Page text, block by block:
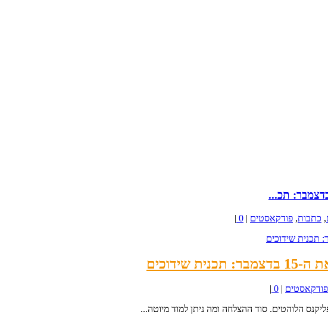
, כתבות, פודקאסטים |
0
|
פודקאסטים |
0
|
הלוהטים. סוד ההצלחה ומה ניתן למוד מיוטה...